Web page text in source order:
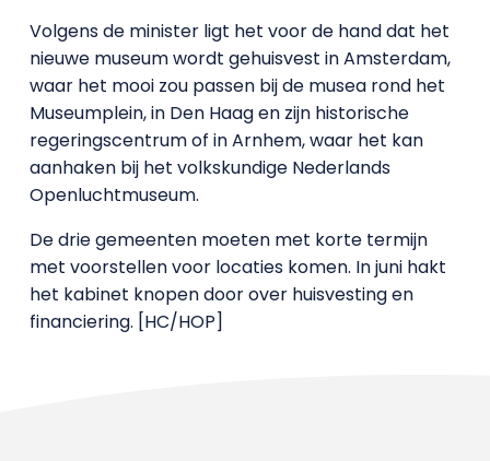
Volgens de minister ligt het voor de hand dat het
nieuwe museum wordt gehuisvest in Amsterdam,
waar het mooi zou passen bij de musea rond het
Museumplein, in Den Haag en zijn historische
regeringscentrum of in Arnhem, waar het kan
aanhaken bij het volkskundige Nederlands
Openluchtmuseum.
De drie gemeenten moeten met korte termijn
met voorstellen voor locaties komen. In juni hakt
het kabinet knopen door over huisvesting en
financiering. [HC/HOP]